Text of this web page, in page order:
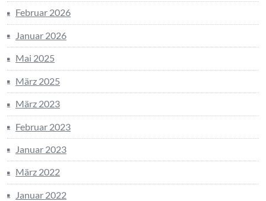
Februar 2026
Januar 2026
Mai 2025
März 2025
März 2023
Februar 2023
Januar 2023
März 2022
Januar 2022